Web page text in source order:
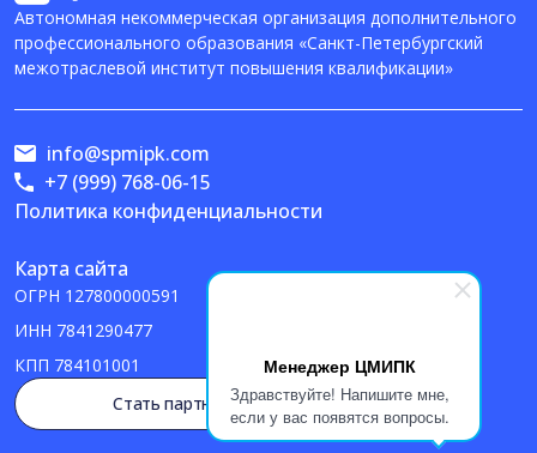
Менеджер ЦМИПК
Здравствуйте! Напишите мне,
если у вас появятся вопросы.
Автономная некоммерческая организация дополнительного
профессионального образования «Санкт-Петербургский
межотраслевой институт повышения квалификации»
Политика конфиденциальности
Карта сайта
ОГРН 127800000591
ИНН 7841290477
КПП 784101001
info@spmipk.com
+7 (999) 768-06-15
Стать партнером